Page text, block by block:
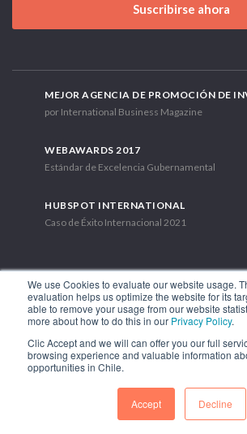
We use Cookies to evaluate our website usage.
evaluation helps us optimize the website for its
able to remove your usage from our website
more about how to do this in our Privacy Policy.
Clic Accept and we will can offer you our full
browsing experience and valuable information
opportunities in Chile.
Accept Decline
Suscribirse ahora
MEJOR AGENCIA DE PROMOCIÓN DE
por International Business Magazine
WEBAWARDS 2017
Estándar de Excelencia Gubernamental
HUBSPOT INTERNATIONAL
Caso de Éxito Internacional 2021
Av. Libertador Bernardo O'Higgins 1449, Torre
Teléfono: (56-2) 2663
SÍGUENOS